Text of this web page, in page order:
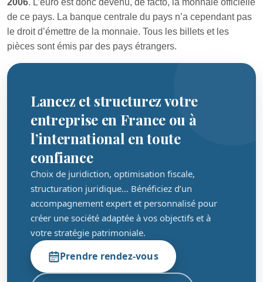
2006. L’euro est donc devenu, de facto, la monnaie officielle
de ce pays. La banque centrale du pays n’a cependant pas
le droit d’émettre de la monnaie. Tous les billets et les
pièces sont émis par des pays étrangers.
Lancez et structurez votre
entreprise en France ou à
l’international en toute
confiance
Choix de juridiction, optimisation fiscale,
structuration juridique… Bénéficiez d’un
accompagnement expert et personnalisé pour
créer une société adaptée à vos objectifs et à
votre stratégie patrimoniale.
Prendre rendez-vous